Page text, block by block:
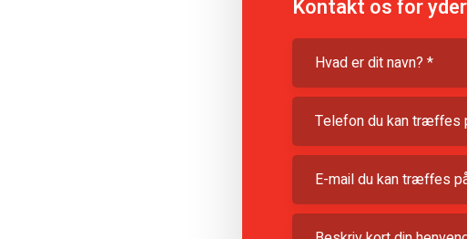
Kontakt os for